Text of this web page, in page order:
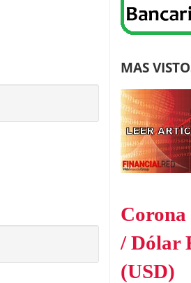
MAS
/ Dólar
(USD)